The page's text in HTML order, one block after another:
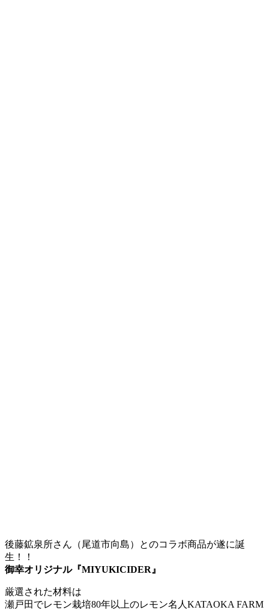
後藤鉱泉所さん（尾道市向島）とのコラボ商品が遂に誕
生！！
御幸オリジナル『MIYUKICIDER』
厳選された材料は
瀬戸田でレモン栽培80年以上のレモン名人KATAOKA FARM